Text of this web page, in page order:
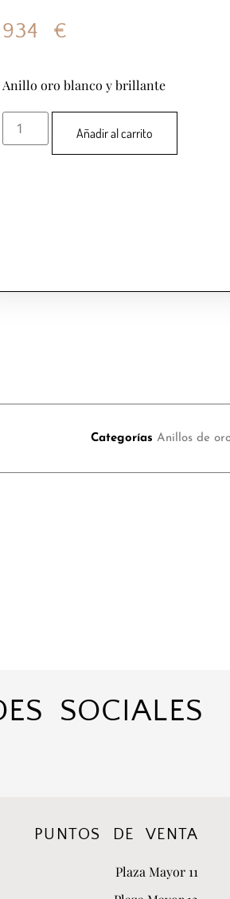
934 €
Anillo oro blanco y brillante
Añadir al carrito
Categorías Anillos de
SOCIALES
PUNTOS DE VENTA
Plaza Mayor 11